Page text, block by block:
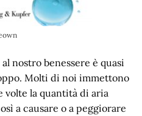
nostro benessere è quasi
Molti di noi immettono
volte la quantità di aria
a causare o a peggiorare